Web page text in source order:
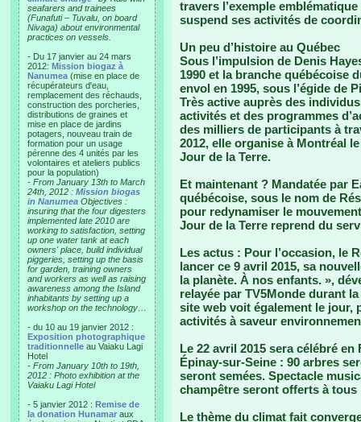
seafarers and trainees
(Funafuti – Tuvalu, on board
Nivaga) about environmental
practices on vessels.
- Du 17 janvier au 24 mars
2012: Mission biogaz à
Nanumea (mise en place de
récupérateurs d'eau,
remplacement des réchauds,
construction des porcheries,
distributions de graines et
mise en place de jardins
potagers, nouveau train de
formation pour un usage
pérenne des 4 unités par les
volontaires et ateliers publics
pour la population)
- From January 13th to March
24th, 2012 : Mission biogas
in Nanumea Objectives :
insuring that the four digesters
implemented late 2010 are
working to satisfaction, setting
up one water tank at each
owners' place, build individual
piggeries, setting up the basis
for garden, training owners
and workers as well as raising
awareness among the Island
inhabitants by setting up a
workshop on the technology…
- du 10 au 19 janvier 2012 :
Exposition photographique
traditionnelle au Vaiaku Lagi
Hotel
- From January 10th to 19th,
2012 : Photo exhibition at the
Vaiaku Lagi Hotel
- 5 janvier 2012 : Remise de
la donation Hunamar aux
travers l’exemple
suspend ses activités de
Un peu d’histoire au Québec
Sous l’impulsion de Denis
1990 et la branche québécoise
envol en 1995, sous l’égide de
Très active auprès des
activités et des programmes
des milliers de participants à
2012, elle organise à Montréal
Jour de la Terre.
Et maintenant ? Mandatée par
québécoise, sous le nom de
pour redynamiser le
Jour de la Terre reprend du
Les actus : Pour l’occasion, le
lancer ce 9 avril 2015, sa
la planète. À nos enfants. »,
relayée par TV5Monde durant
site web voit également le
activités à saveur
Le 22 avril 2015 sera célébré
Épinay-sur-Seine : 90 arbres
seront semées. Spectacle
champêtre seront offerts à
Le thème du climat fait